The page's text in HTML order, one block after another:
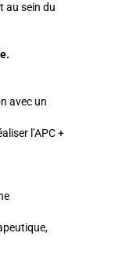
au sein du
avec un
l’APC +